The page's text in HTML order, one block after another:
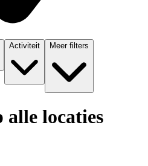
Activiteit Meer filters
locaties